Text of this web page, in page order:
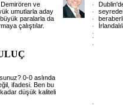
Demirören ve
umutlarla aday
paralarla da
çalıştılar.
0-0 aslında
ifadesi. Ben bu
düşük kaliteli